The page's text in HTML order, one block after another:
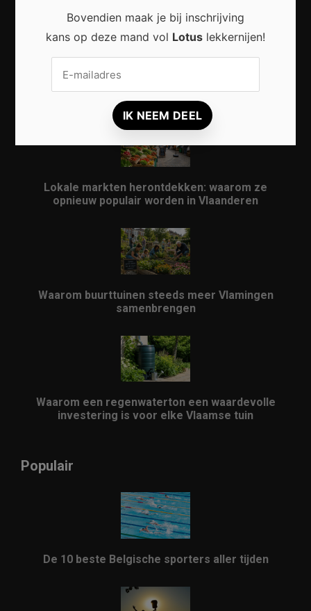
Praktische Veranderingen Die Het Dagelijks Leven
Aangenamer Maken
Lokale markten herontdekken: waarom ze
opnieuw populair worden in Vlaanderen
Waarom buurttuinen steeds meer Vlamingen
samenbrengen
Waarom een regenwaterton een waardevolle
investering is voor elke Vlaamse tuin
Populair
De 10 beste Belgische sporters aller tijden
Bovendien maak je bij inschrijving
kans op deze mand vol Lotus lekkernijen!